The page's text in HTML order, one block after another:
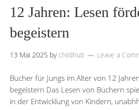
12 Jahren: Lesen
begeistern
13 Mai 2025 by childhub Leave a
Bücher für Jungs im Alter von 12
begeistern Das Lesen von Büchern
in der Entwicklung von Kindern,